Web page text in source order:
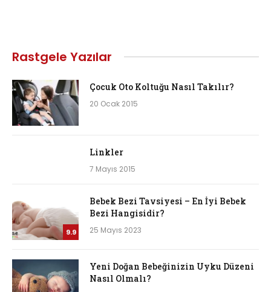
Rastgele Yazılar
Çocuk Oto Koltuğu Nasıl Takılır?
20 Ocak 2015
Linkler
7 Mayıs 2015
9.9
Bebek Bezi Tavsiyesi – En İyi Bebek
Bezi Hangisidir?
25 Mayıs 2023
Yeni Doğan Bebeğinizin Uyku Düzeni
Nasıl Olmalı?